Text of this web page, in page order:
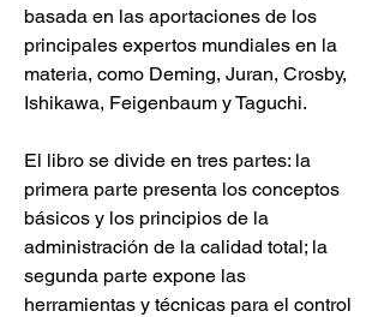
basada en las aportaciones de los
principales expertos mundiales en la
materia, como Deming, Juran, Crosby,
Ishikawa, Feigenbaum y Taguchi.
El libro se divide en tres partes: la
primera parte presenta los conceptos
básicos y los principios de la
administración de la calidad total; la
segunda parte expone las
herramientas y técnicas para el control